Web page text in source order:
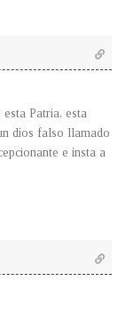
Patria, esta
dios falso llamado
e insta a